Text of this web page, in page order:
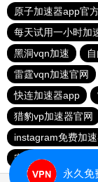
原子加速器app官
每天试用一小时加
黑洞vqn加速
雷霆vqn加速官网
快连加速器app
猎豹vp加速器官网
instagram免费加
安易加速器永久免
永久免